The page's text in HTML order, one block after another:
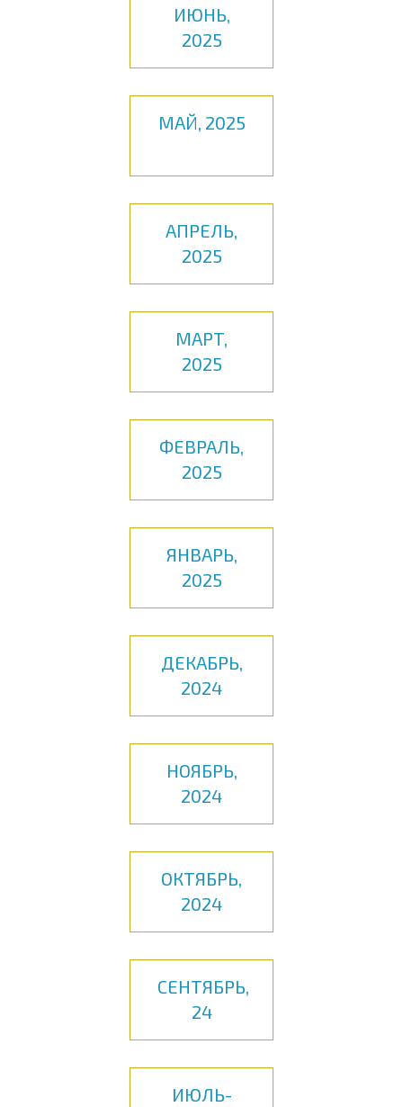
ИЮНЬ,
2025
МАЙ, 2025
АПРЕЛЬ,
2025
МАРТ,
2025
ФЕВРАЛЬ,
2025
ЯНВАРЬ,
2025
ДЕКАБРЬ,
2024
НОЯБРЬ,
2024
ОКТЯБРЬ,
2024
СЕНТЯБРЬ,
24
ИЮЛЬ-